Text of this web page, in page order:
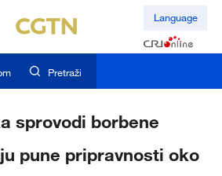
Language
Pretraži
sprovodi borbene
pune pripravnosti oko